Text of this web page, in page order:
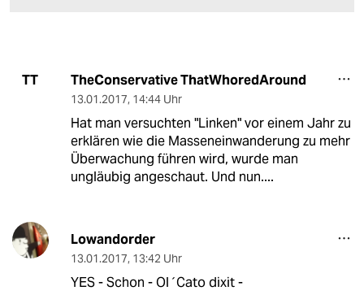
TT TheConservative ThatWhoredAround
13.01.2017, 14:44 Uhr
Hat man versuchten "Linken" vor einem Jahr zu
erklären wie die Masseneinwanderung zu mehr
Überwachung führen wird, wurde man
ungläubig angeschaut. Und nun....
Lowandorder
13.01.2017, 13:42 Uhr
YES - Schon - Ol´Cato dixit -